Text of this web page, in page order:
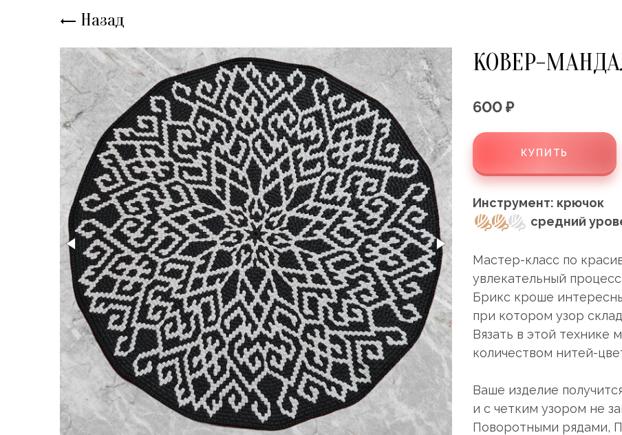
Назад
КОВЕР-
600 ₽
КУПИТЬ
Инструмент: крючок
средний
Мастер-класс по
увлекательный
Брикс кроше
при котором узор
Вязать в этой
количеством нитей-
Ваше изделие
и с четким узором не
Поворотными рядами,